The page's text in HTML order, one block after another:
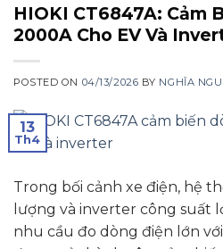
HIOKI CT6847A: Cảm
2000A Cho EV Và
POSTED ON 04/13/2026 BY NGHĨA
13
Th4
Trong bối cảnh xe điện, hệ
lượng và inverter công suất
nhu cầu đo dòng điện lớn